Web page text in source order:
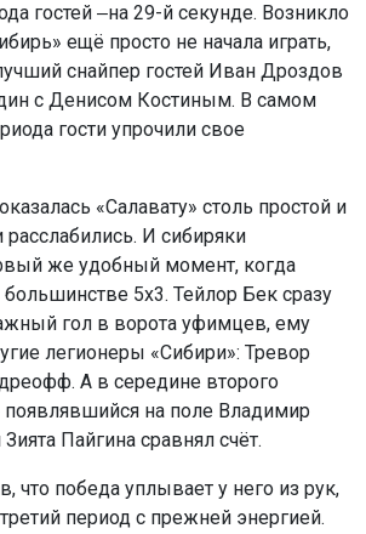
гостей ‒на 29-й секунде. Возникло
ещё просто не начала играть,
снайпер гостей Иван Дроздов
с Денисом Костиным. В самом
гости упрочили свое
«Салавату» столь простой и
расслабились. И сибиряки
же удобный момент, когда
большинстве 5х3. Тейлор Бек сразу
гол в ворота уфимцев, ему
легионеры «Сибири»: Тревор
А в середине второго
появлявшийся на поле Владимир
Пайгина сравнял счёт.
что победа уплывает у него из рук,
период с прежней энергией.